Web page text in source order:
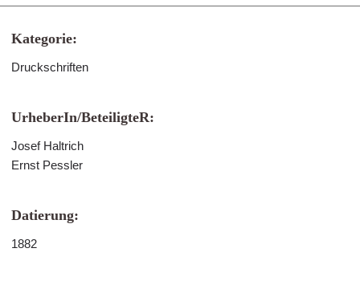
Kategorie:
Druckschriften
UrheberIn/BeteiligteR:
Josef Haltrich
Ernst Pessler
Datierung:
1882